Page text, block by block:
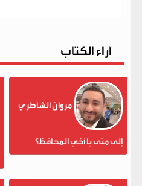
آراء الكتاب
مروان الشاطري
إلى متى يا أخي المحافظ؟